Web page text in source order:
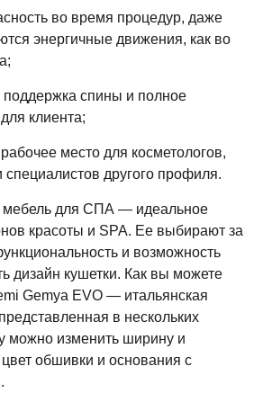
во время процедур, даже
энергичные движения, как во
спины и полное
клиента;
место для косметологов,
специалистов другого профиля.
мебель для СПА — идеальное
красоты и SPA. Ее выбирают за
и возможность
дизайн кушетки. Как вы можете
Gemya EVO — итальянская
в нескольких
можно изменить ширину и
обшивки и основания с